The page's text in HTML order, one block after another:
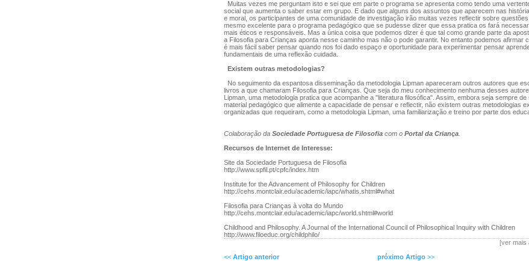
Muitas vezes me perguntam isto e sei que em parte o programa se apresenta como tendo uma
social que aumenta o saber estar em grupo. E dado que alguns dos assuntos que aparecem nas
e moral, os participantes de uma comunidade de investigação irão muitas vezes reflectir sobre
mesmo excelente para o programa pedagógico que se pudesse dizer que essa pratica os fará
mais éticos e responsáveis. Mas a única coisa que podemos dizer é que tal como grande parte da
a Filosofia para Crianças aponta nesse caminho mas não o pode garantir. No entanto podemos afirmar
é mais fácil saber pensar quando nos foi dado espaço e oportunidade para experimentar pensar
fundamentais de uma reflexão cuidada.
Existem outras metodologias?
No seguimento da espantosa disseminação da metodologia Lipman apareceram outros autores que
livros a que chamaram Filosofia para Crianças. Que seja do meu conhecimento nenhuma desses
Lipman, uma metodologia pratica que acompanhe a "literatura filosófica". Assim, embora seja sempre de
material pedagógico que alimente a capacidade de pensar e reflectir, não existem outras metodologias
organizadas que requeiram, como a metodologia Lipman, uma familiarização e treino por parte dos
Colaboração da Sociedade Portuguesa de Filosofia com o Portal da Criança
Recursos de Internet de Interesse:
Site da Sociedade Portuguesa de Filosofia
http://www.spfil.pt/cpfc/index.htm
Institute for the Advancement of Philosophy for Children
http://cehs.montclair.edu/academic/iapc/whatis.shtml#what
Filosofia para Crianças à volta do Mundo
http://cehs.montclair.edu/academic/iapc/world.shtml#world
Childhood and Philosophy. A Journal of the International Council of Philosophical Inquiry with Children
http://www.filoeduc.org/childphilo/
[ver mais
<< Artigo anterior próximo Artigo >>